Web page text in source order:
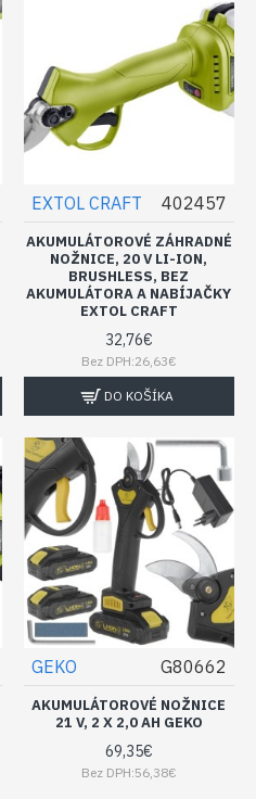
EXTOL CRAFT 402457
AKUMULÁTOROVÉ ZÁHRADNÉ
NOŽNICE, 20 V LI-ION,
BRUSHLESS, BEZ
AKUMULÁTORA A NABÍJAČKY
EXTOL CRAFT
32,76€
Bez DPH:26,63€
DO KOŠÍKA
GEKO G80662
AKUMULÁTOROVÉ NOŽNICE
21 V, 2 X 2,0 AH GEKO
69,35€
Bez DPH:56,38€